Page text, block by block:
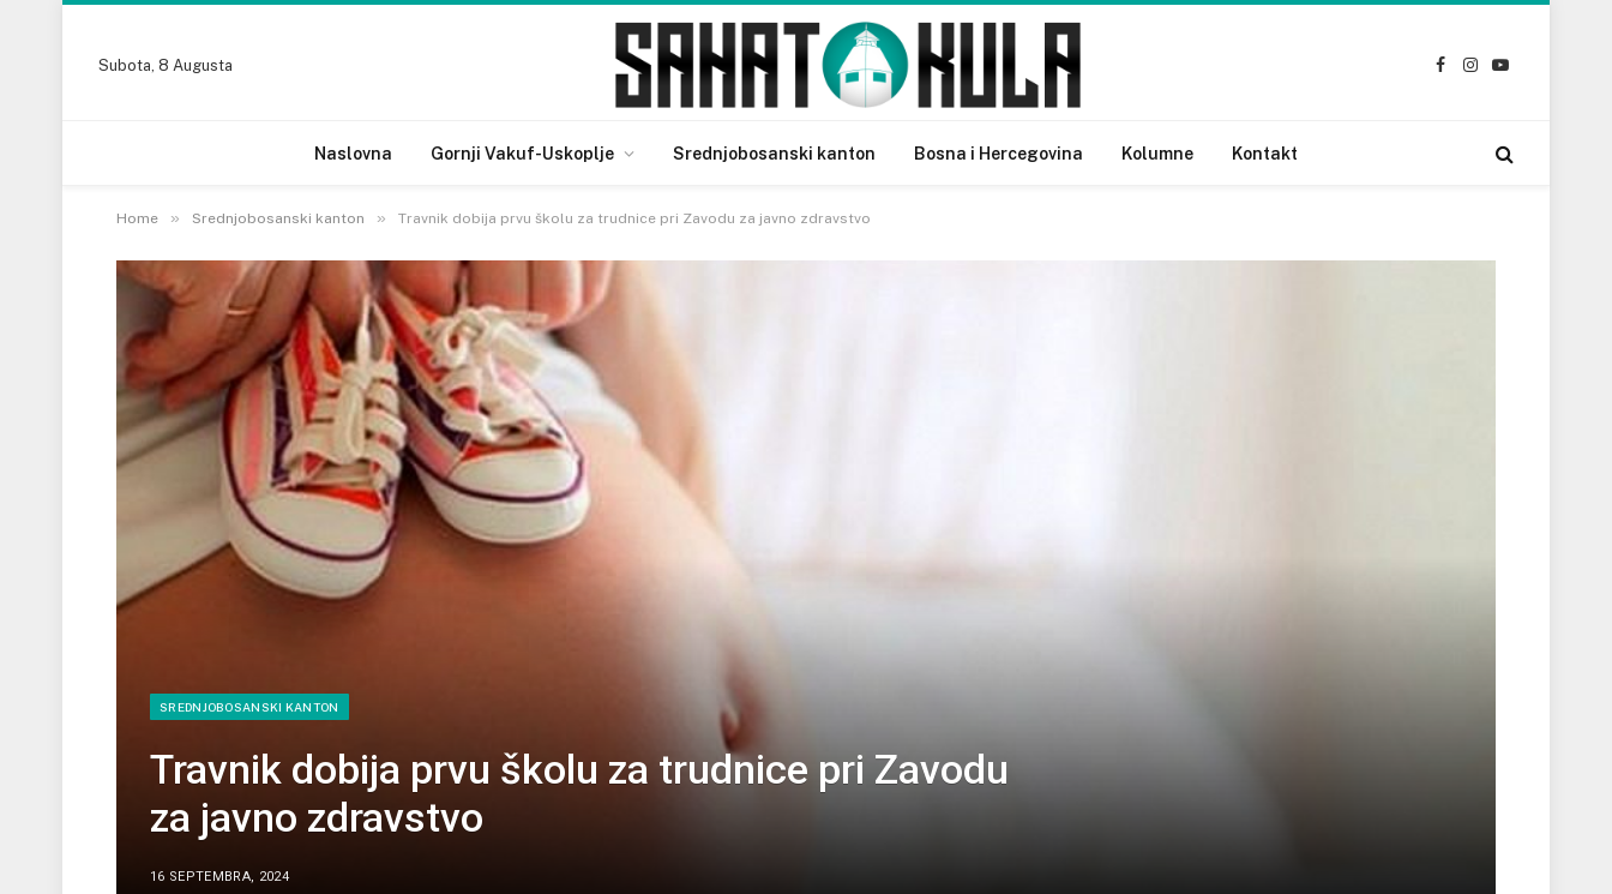
Subota, 8 Augusta
Facebook
Instagram
YouTube
Naslovna Gornji Vakuf-Uskoplje Srednjobosanski kanton Bosna i Hercegovina Kolumne Kontakt
Home » Srednjobosanski kanton » Travnik dobija prvu školu za trudnice pri Zavodu za javno zdravstvo
SREDNJOBOSANSKI KANTON
Travnik dobija prvu školu za trudnice pri Zavodu
za javno zdravstvo
16 SEPTEMBRA, 2024